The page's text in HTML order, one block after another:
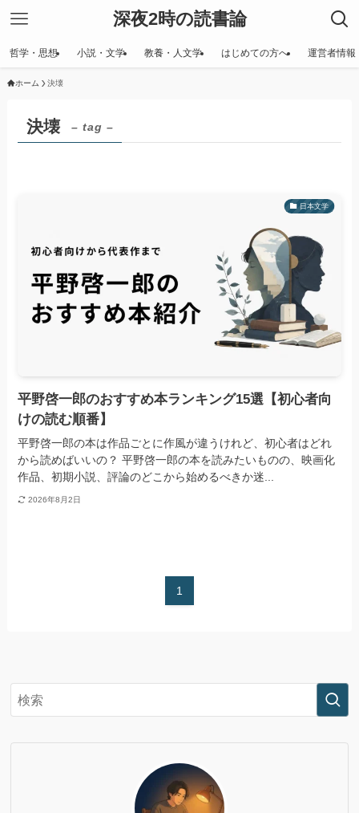
深夜2時の読書論
哲学・思想 小説・文学 教養・人文学 はじめての方へ 運営者情報
ホーム 決壊
決壊 – tag –
日本文学
平野啓一郎のおすすめ本ランキング15選【初心者向
けの読む順番】
平野啓一郎の本は作品ごとに作風が違うけれど、初心者はどれ
から読めばいいの？ 平野啓一郎の本を読みたいものの、映画化
作品、初期小説、評論のどこから始めるべきか迷...
2026年8月2日
1